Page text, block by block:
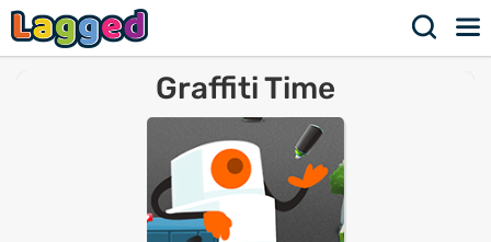
Graffiti Time